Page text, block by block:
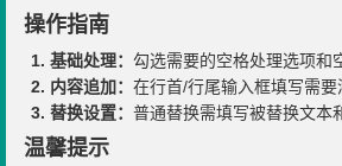
操作指南
1. 基础处理： 勾选需要的空格处理选项和
2. 内容追加： 在行首/行尾输入框填写需要
3. 替换设置： 普通替换需填写被替换文本
温馨提示